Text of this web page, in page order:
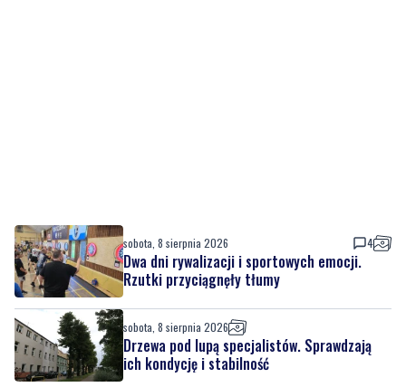
sobota, 8 sierpnia 2026 4
Dwa dni rywalizacji i sportowych emocji.
Rzutki przyciągnęły tłumy
sobota, 8 sierpnia 2026
Drzewa pod lupą specjalistów. Sprawdzają
ich kondycję i stabilność